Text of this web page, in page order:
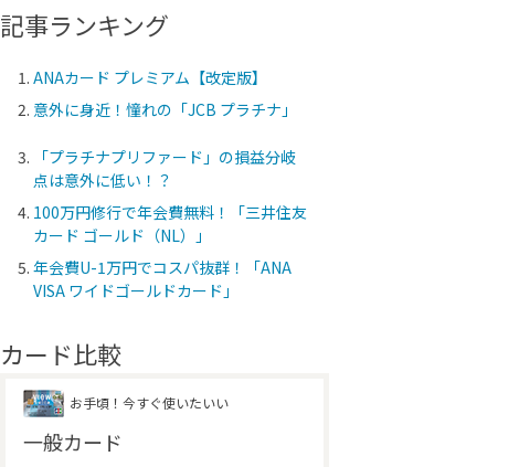
記事ランキング
ANAカード プレミアム【改定版】
意外に身近！憧れの「JCB プラチナ」
「プラチナプリファード」の損益分岐
点は意外に低い！？
100万円修行で年会費無料！「三井住友
カード ゴールド（NL）」
年会費U-1万円でコスパ抜群！「ANA
VISA ワイドゴールドカード」
カード比較
お手頃！今すぐ使いたいい
一般カード